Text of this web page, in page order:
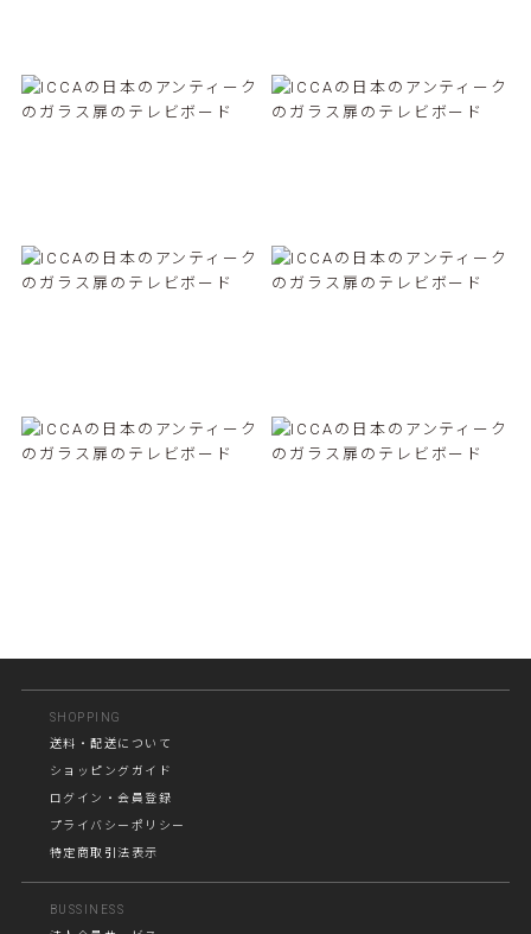
SHOPPING
送料・配送について
ショッピングガイド
ログイン・会員登録
プライバシーポリシー
特定商取引法表示
BUSSINESS